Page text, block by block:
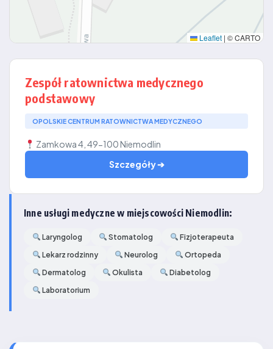
Leaflet | © CARTO
Zespół ratownictwa medycznego
podstawowy
OPOLSKIE CENTRUM RATOWNICTWA MEDYCZNEGO
Zamkowa 4, 49-100 Niemodlin
Szczegóły ➔
Inne usługi medyczne w miejscowości Niemodlin:
Laryngolog Stomatolog
Fizjoterapeuta
Lekarz rodzinny
Neurolog
Ortopeda
Dermatolog
Okulista
Diabetolog
Laboratorium